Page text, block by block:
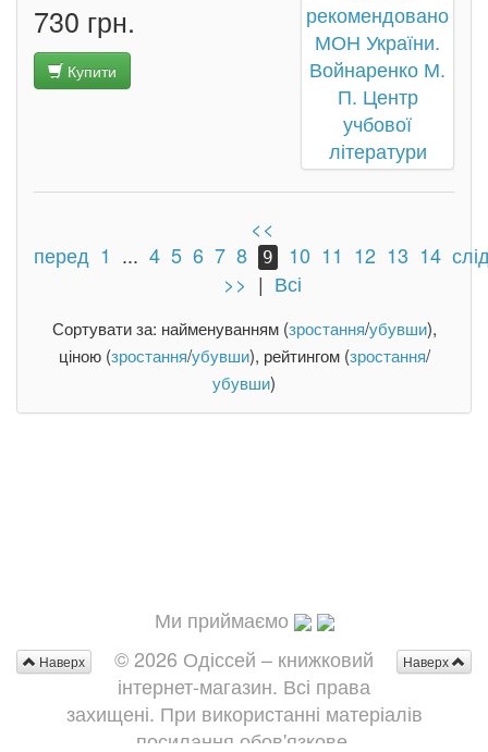
730 грн.
Купити
<<
перед 1 ... 4 5 6 7 8 9 10 11 12 13 14
>> | Всі
Сортувати за: найменуванням (зростання/убувши),
ціною (зростання/убувши), рейтингом (зростання/
убувши)
Ми приймаємо
Наверх
Наверх
© 2026 Одіссей – книжковий
інтернет-магазин. Всі права
захищені. При використанні матеріалів
посилання обов'язкове.